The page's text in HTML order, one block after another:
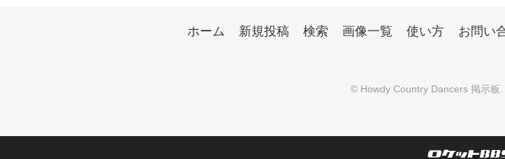
ホーム 新規投稿 検索 画像一覧 使い方 お問い
© Howdy Country Dancers 掲示板